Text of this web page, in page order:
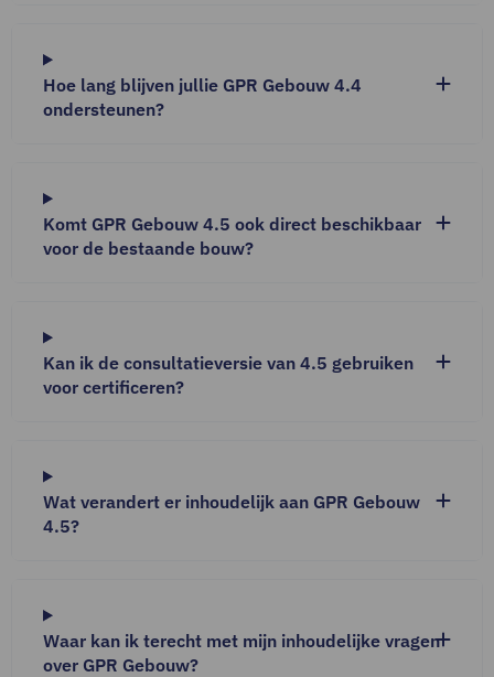
Hoe lang blijven jullie GPR Gebouw 4.4
ondersteunen?
Komt GPR Gebouw 4.5 ook direct beschikbaar
voor de bestaande bouw?
Kan ik de consultatieversie van 4.5 gebruiken
voor certificeren?
Wat verandert er inhoudelijk aan GPR Gebouw
4.5?
Waar kan ik terecht met mijn inhoudelijke vragen
over GPR Gebouw?